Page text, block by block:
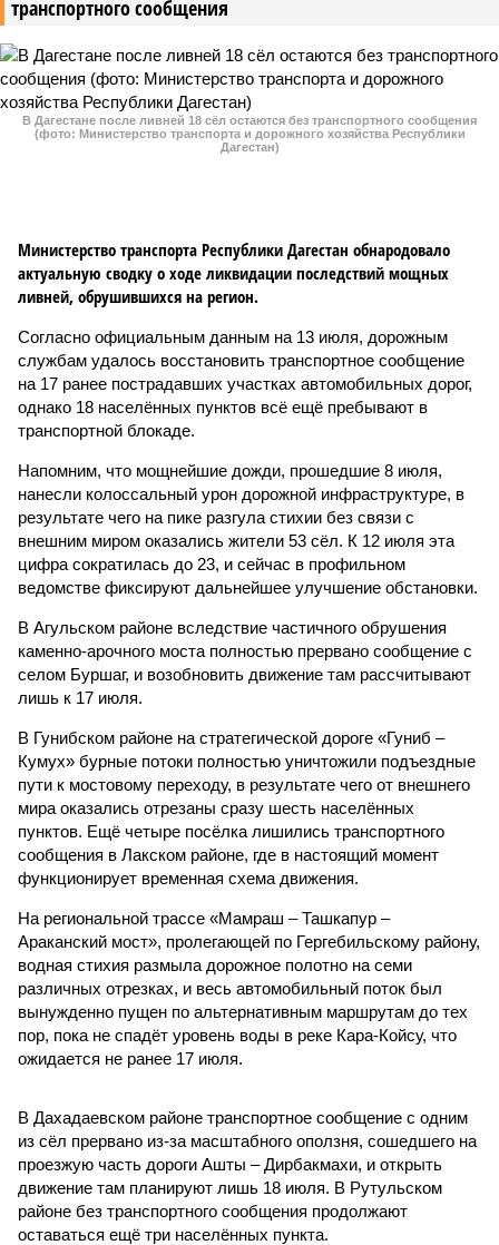
транспортного сообщения
В Дагестане после ливней 18 сёл остаются без транспортного сообщения
(фото: Министерство транспорта и дорожного хозяйства Республики
Дагестан)
Министерство транспорта Республики Дагестан обнародовало
актуальную сводку о ходе ликвидации последствий мощных
ливней, обрушившихся на регион.
Согласно официальным данным на 13 июля, дорожным
службам удалось восстановить транспортное сообщение
на 17 ранее пострадавших участках автомобильных дорог,
однако 18 населённых пунктов всё ещё пребывают в
транспортной блокаде.
Напомним, что мощнейшие дожди, прошедшие 8 июля,
нанесли колоссальный урон дорожной инфраструктуре, в
результате чего на пике разгула стихии без связи с
внешним миром оказались жители 53 сёл. К 12 июля эта
цифра сократилась до 23, и сейчас в профильном
ведомстве фиксируют дальнейшее улучшение обстановки.
В Агульском районе вследствие частичного обрушения
каменно-арочного моста полностью прервано сообщение с
селом Буршаг, и возобновить движение там рассчитывают
лишь к 17 июля.
В Гунибском районе на стратегической дороге «Гуниб –
Кумух» бурные потоки полностью уничтожили подъездные
пути к мостовому переходу, в результате чего от внешнего
мира оказались отрезаны сразу шесть населённых
пунктов. Ещё четыре посёлка лишились транспортного
сообщения в Лакском районе, где в настоящий момент
функционирует временная схема движения.
На региональной трассе «Мамраш – Ташкапур –
Араканский мост», пролегающей по Гергебильскому району,
водная стихия размыла дорожное полотно на семи
различных отрезках, и весь автомобильный поток был
вынужденно пущен по альтернативным маршрутам до тех
пор, пока не спадёт уровень воды в реке Кара-Койсу, что
ожидается не ранее 17 июля.
В Дахадаевском районе транспортное сообщение с одним
из сёл прервано из-за масштабного оползня, сошедшего на
проезжую часть дороги Ашты – Дирбакмахи, и открыть
движение там планируют лишь 18 июля. В Рутульском
районе без транспортного сообщения продолжают
оставаться ещё три населённых пункта.